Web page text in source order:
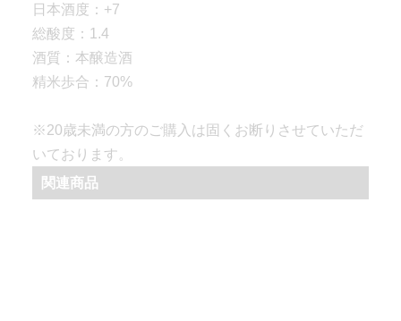
日本酒度：+7
総酸度：1.4
酒質：本醸造酒
精米歩合：70%
※20歳未満の方のご購入は固くお断りさせていただ
いております。
関連商品